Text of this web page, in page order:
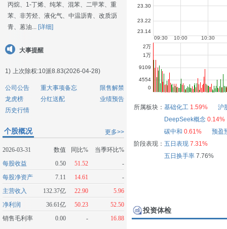
丙烷、1-丁烯、纯苯、混苯、二甲苯、重
苯、非芳烃、液化气、中温沥青、改质沥
青、蒽油... [详细]
大事提醒
1) 上次除权:10派8.83(2026-04-28)
公司公告 重大事项备忘
限售解禁
龙虎榜
分红送配
业绩预告
历史行情
更多>>
个股概况
2026-03-31 数值 同比%
当季环比%
每股收益
0.50 51.52
-
每股净资产
7.11 14.61
-
主营收入
132.37亿 22.90
5.96
净利润
36.61亿 50.23
52.50
销售毛利率
0.00 - 16.88
所属板块： 基础化工 1.59%
沪
DeepSeek概念 0.14%
碳中和 0.61%
预盈
阶段表现： 五日表现 7.31%
五日换手率7.76%
投资体检